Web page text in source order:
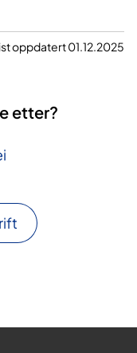
oppdatert 01.12.2025
etter?